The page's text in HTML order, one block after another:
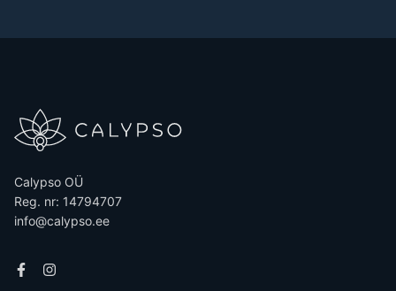
Calypso OÜ
Reg. nr: 14794707
info@calypso.ee